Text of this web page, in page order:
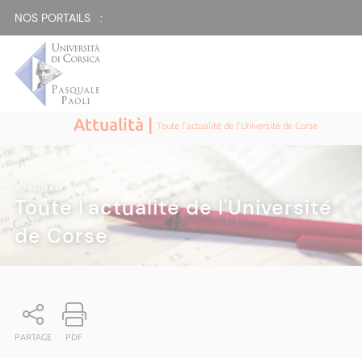
NOS PORTAILS :
Attualità |Toute l'actualité de l'Université de Corse
ATTUALITÀ|
Toute l'actualité de l'Université
de Corse
PARTAGE PDF